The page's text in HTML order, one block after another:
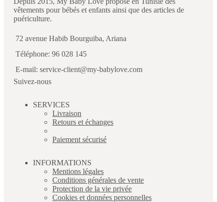
vêtements pour bébés et enfants ainsi que des articles de
puériculture.
72 avenue Habib Bourguiba, Ariana
Téléphone: 96 028 145
E-mail: service-client@my-babylove.com
Suivez-nous
SERVICES
Livraison
Retours et échanges
Paiement sécurisé
INFORMATIONS
Mentions légales
Conditions générales de vente
Protection de la vie privée
Cookies et données personnelles